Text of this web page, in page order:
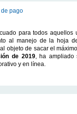
pago
para todos aquellos
al manejo de la hoja
objeto de sacar el
de 2019, ha ampliado
y en línea.